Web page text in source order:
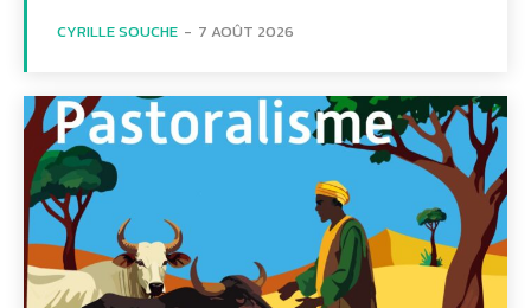
CYRILLE SOUCHE - 7 AOÛT 2026